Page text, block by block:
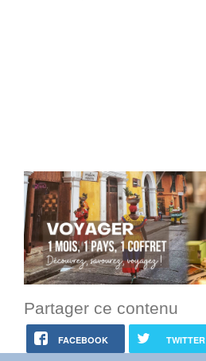
Partager ce contenu
FACEBOOK TWITTER